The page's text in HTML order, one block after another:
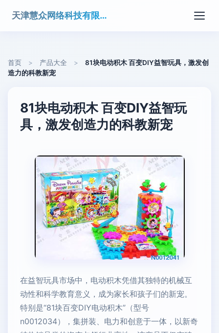
天津慧众网络科技有限公司
首页 > 产品大全 >
81块电动积木 百变DIY益智玩具，激发创
造力的科教新宠
81块电动积木 百变DIY益智玩
具，激发创造力的科教新宠
在益智玩具市场中，电动积木凭借其独特的机械互
动性和科学教育意义，成为家长和孩子们的新宠。
特别是“81块百变DIY电动积木”（型号
n0012034），集拼装、电力和创意于一体，以新奇